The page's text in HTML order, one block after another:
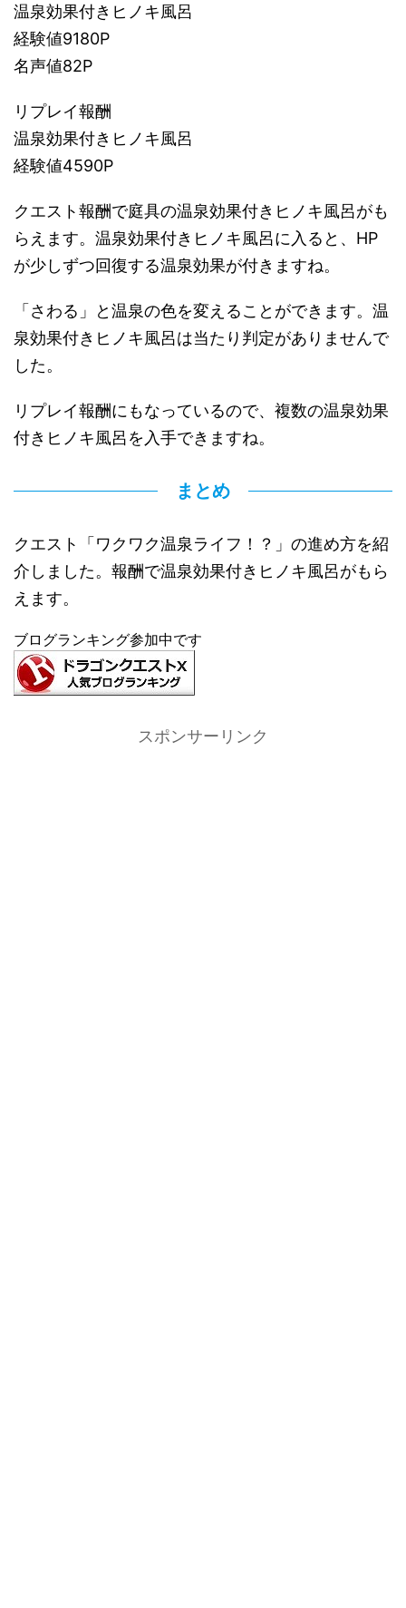
温泉効果付きヒノキ風呂
経験値9180P
名声値82P
リプレイ報酬
温泉効果付きヒノキ風呂
経験値4590P
クエスト報酬で庭具の温泉効果付きヒノキ風呂がも
らえます。温泉効果付きヒノキ風呂に入ると、HP
が少しずつ回復する温泉効果が付きますね。
「さわる」と温泉の色を変えることができます。温
泉効果付きヒノキ風呂は当たり判定がありませんで
した。
リプレイ報酬にもなっているので、複数の温泉効果
付きヒノキ風呂を入手できますね。
まとめ
クエスト「ワクワク温泉ライフ！？」の進め方を紹
介しました。報酬で温泉効果付きヒノキ風呂がもら
えます。
ブログランキング参加中です
スポンサーリンク